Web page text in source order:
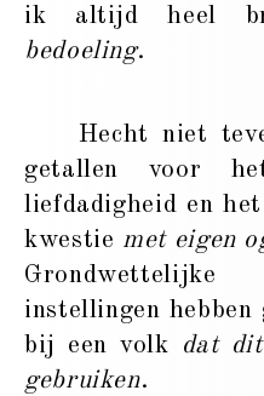
ik altijd heel
bedoeling.
Hecht niet
getallen voor
liefdadigheid en
kwestie met eigen
instellingen hebben
bij een volk
dat
gebruiken.